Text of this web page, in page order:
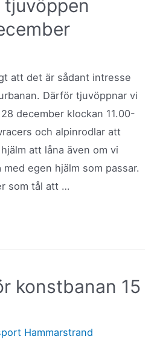
tjuvöppen
att det är sådant intresse
Därför tjuvöppnar vi
december klockan 11.00-
och alpinrodlar att
att låna även om vi
egen hjälm som passar.
som tål att …
konstbanan 15
Hammarstrand